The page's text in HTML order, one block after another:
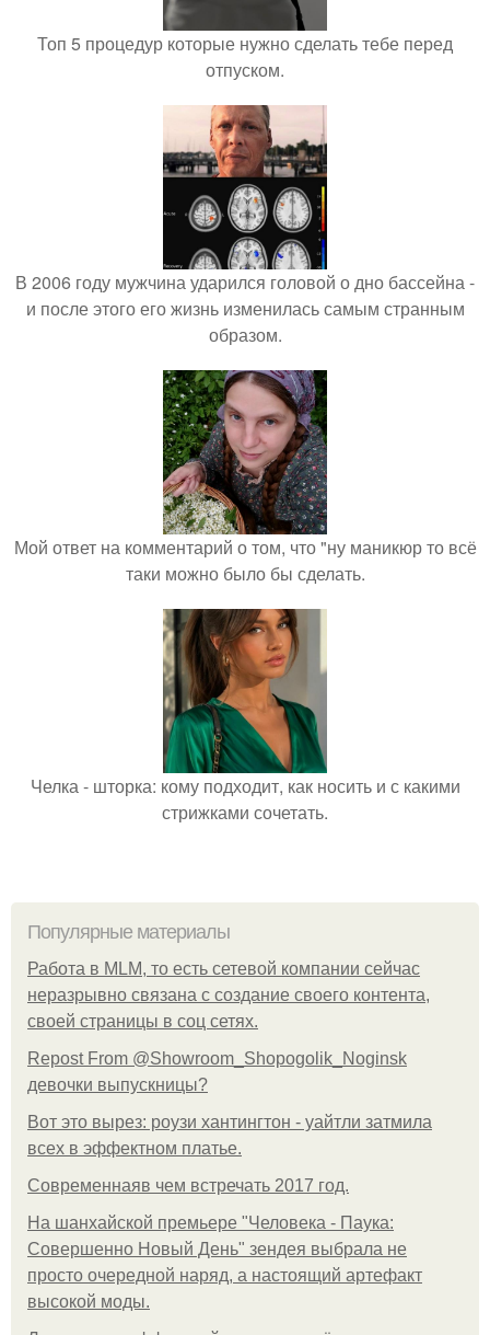
Топ 5 процедур которые нужно сделать тебе перед
отпуском.
В 2006 году мужчина ударился головой о дно бассейна -
и после этого его жизнь изменилась самым странным
образом.
Мой ответ на комментарий о том, что "ну маникюр то всё
таки можно было бы сделать.
Челка - шторка: кому подходит, как носить и с какими
стрижками сочетать.
Популярные материалы
Работа в MLM, то есть сетевой компании сейчас
неразрывно связана с создание своего контента,
своей страницы в соц сетях.
Repost From @Showroom_Shopogolik_Noginsk
девочки выпускницы?
Вот это вырез: роузи хантингтон - уайтли затмила
всех в эффектном платьe.
Современнаяв чем встречать 2017 год.
На шанхайской премьере "Человека - Паука:
Совершенно Новый День" зендея выбрала не
просто очередной наряд, а настоящий артефакт
высокой моды.